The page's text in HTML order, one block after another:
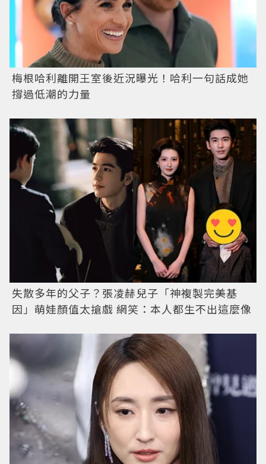
梅根哈利離開王室後近況曝光！哈利一句話成她
撐過低潮的力量
失散多年的父子？張凌赫兒子「神複製完美基
因」萌娃顏值太搶戲 網笑：本人都生不出這麼像